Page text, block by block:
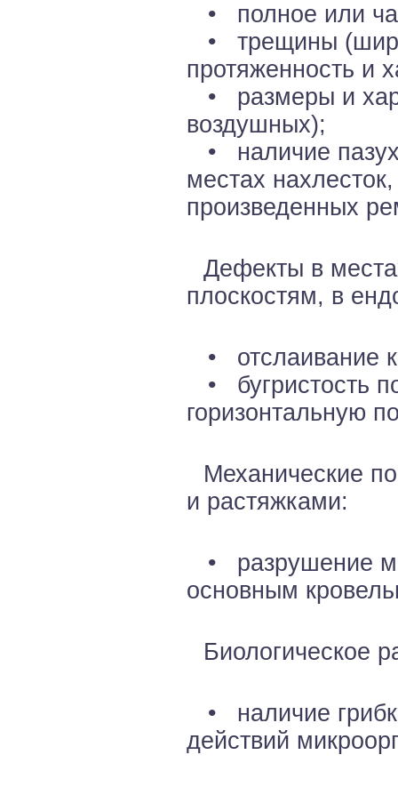
• полное или
• трещины
протяженность и
• размеры и
воздушных);
• наличие пазух
местах
произведенных
Дефекты в
плоскостям, в
• отслаивание
• бугристость
горизонтальную
Механические
и растяжками:
• разрушение
основным
Биологическое
• наличие
действий